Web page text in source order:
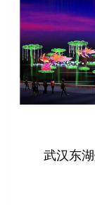
武汉东